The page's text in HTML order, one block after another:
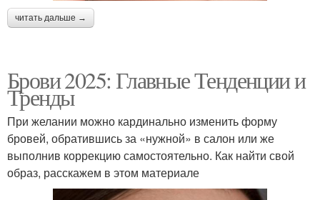
читать дальше →
Брови 2025: Главные Тенденции и
Тренды
При желании можно кардинально изменить форму
бровей, обратившись за «нужной» в салон или же
выполнив коррекцию самостоятельно. Как найти свой
образ, расскажем в этом материале